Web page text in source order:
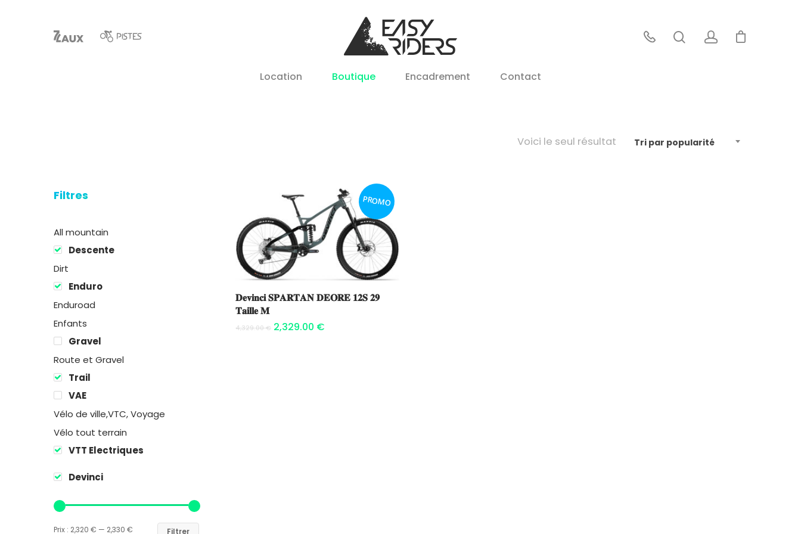
Location Boutique Encadrement Contact
Tri par popularité
Voici le seul résultat
Filtres
All mountain
Descente
Dirt
Enduro
Enduroad
Enfants
Gravel
Route et Gravel
Trail
VAE
Vélo de ville,VTC, Voyage
Vélo tout terrain
VTT Electriques
Devinci
Filtrer
Prix : 2,320 € — 2,330 €
PROMO
Ajouter au panier
𝐃𝐞𝐯𝐢𝐧𝐜𝐢 𝐒𝐏𝐀𝐑𝐓𝐀𝐍 𝐃𝐄𝐎𝐑𝐄 𝟏𝟐𝐒 𝟐𝟗
𝐓𝐚𝐢𝐥𝐥𝐞 𝐌
4,329.00€ 2,329.00 €